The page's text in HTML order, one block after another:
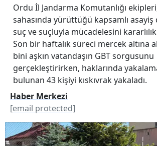
Ordu İl Jandarma Komutanlığı
sahasında yürüttüğü kapsamlı
suç ve suçluyla mücadelesini
Son bir haftalık süreci mercek altına
bini aşkın vatandaşın GBT sorgusunu
gerçekleştirirken, haklarında
bulunan 43 kişiyi kıskıvrak yakaladı.
Haber Merkezi
[email protected]